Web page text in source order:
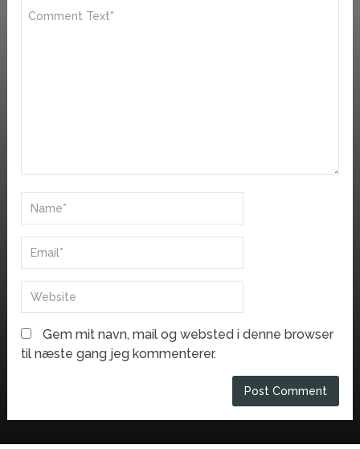
Gem mit navn, mail og websted i denne browser
til næste gang jeg kommenterer.